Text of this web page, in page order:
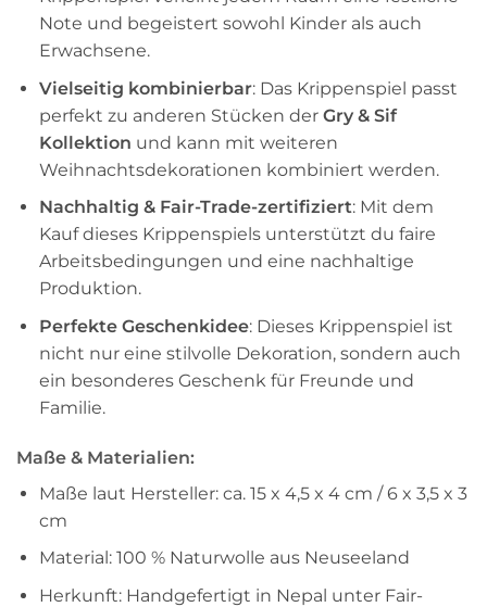
Note und begeistert sowohl Kinder als auch
Erwachsene.
Vielseitig kombinierbar: Das Krippenspiel passt
perfekt zu anderen Stücken der Gry & Sif
Kollektion und kann mit weiteren
Weihnachtsdekorationen kombiniert werden.
Nachhaltig & Fair-Trade-zertifiziert: Mit dem
Kauf dieses Krippenspiels unterstützt du faire
Arbeitsbedingungen und eine nachhaltige
Produktion.
Perfekte Geschenkidee: Dieses Krippenspiel ist
nicht nur eine stilvolle Dekoration, sondern auch
ein besonderes Geschenk für Freunde und
Familie.
Maße & Materialien:
Maße laut Hersteller: ca. 15 x 4,5 x 4 cm / 6 x 3,5 x 3
cm
Material: 100 % Naturwolle aus Neuseeland
Herkunft: Handgefertigt in Nepal unter Fair-